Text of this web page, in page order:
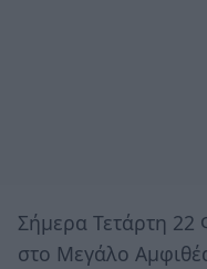
Σήμερα Τετάρτη
στο Μεγάλο